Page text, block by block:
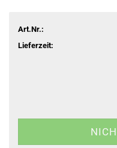
Art.Nr.:
Lieferzeit: